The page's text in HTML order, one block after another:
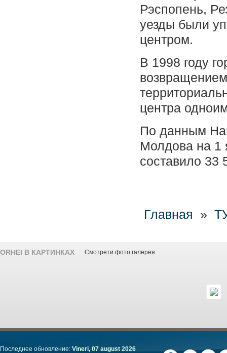
Рэспопень,
уезды были
центром.
В 1998 году
центра
По данным
Молдова на 1
составило 33
Главная »
ORHEI В КАРТИНКАХ Смотрети фото галерея
Последнее обновление: Vineri, 07 august 2026